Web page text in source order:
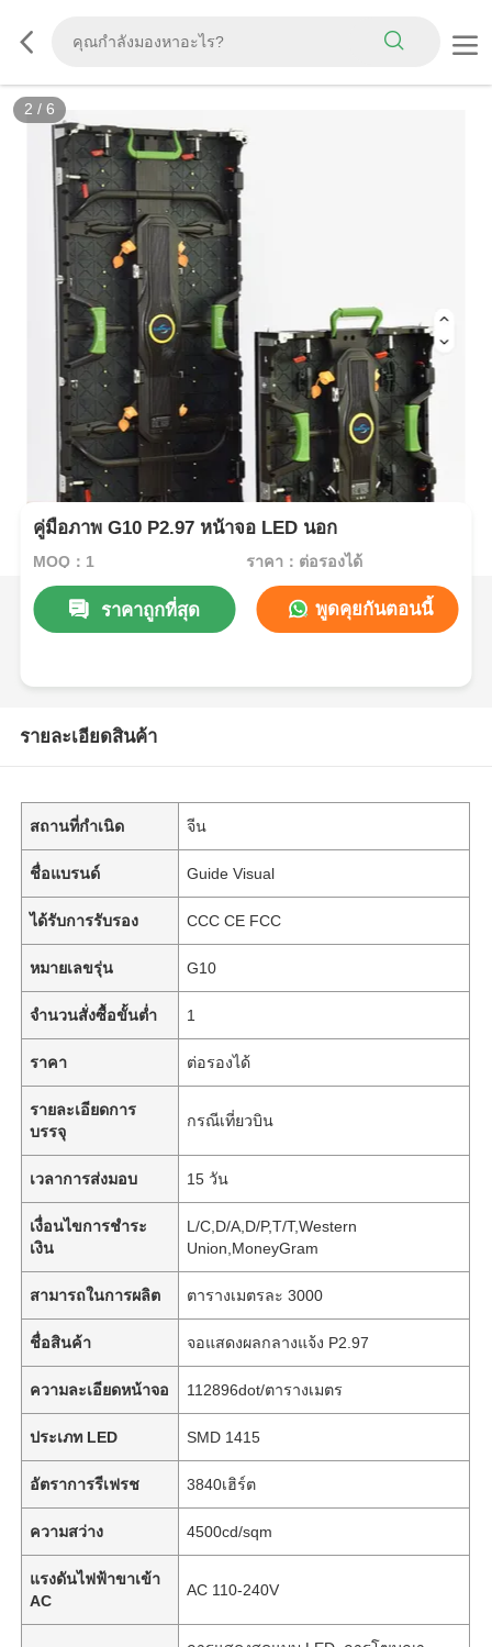
2 / 6
คู่มือภาพ G10 P2.97 หน้าจอ LED นอก
MOQ：1 ราคา：ต่อรองได้
ราคาถูกที่สุด พูดคุยกันตอนนี้
รายละเอียดสินค้า
สถานที่กำเนิด จีน
ชื่อแบรนด์ Guide Visual
ได้รับการรับรอง CCC CE FCC
หมายเลขรุ่น G10
จำนวนสั่งซื้อขั้นต่ำ 1
ราคา ต่อรองได้
รายละเอียดการ
บรรจุ
กรณีเที่ยวบิน
เวลาการส่งมอบ 15 วัน
เงื่อนไขการชำระ
เงิน
L/C,D/A,D/P,T/T,Western
Union,MoneyGram
สามารถในการผลิต ตารางเมตรละ 3000
ชื่อสินค้า จอแสดงผลกลางแจ้ง P2.97
ความละเอียดหน้าจอ 112896dot/ตารางเมตร
ประเภท LED SMD 1415
อัตราการรีเฟรช 3840เฮิร์ต
ความสว่าง 4500cd/sqm
แรงดันไฟฟ้าขาเข้า
AC
AC 110-240V